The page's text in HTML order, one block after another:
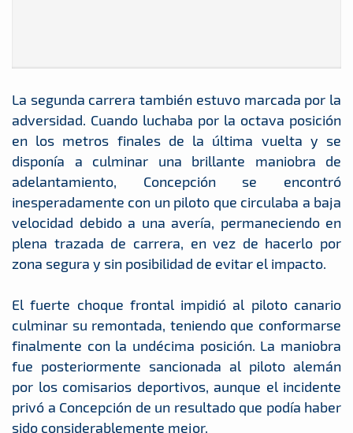
La segunda carrera también estuvo marcada por la
adversidad. Cuando luchaba por la octava posición
en los metros finales de la última vuelta y se
disponía a culminar una brillante maniobra de
adelantamiento, Concepción se encontró
inesperadamente con un piloto que circulaba a baja
velocidad debido a una avería, permaneciendo en
plena trazada de carrera, en vez de hacerlo por
zona segura y sin posibilidad de evitar el impacto.
El fuerte choque frontal impidió al piloto canario
culminar su remontada, teniendo que conformarse
finalmente con la undécima posición. La maniobra
fue posteriormente sancionada al piloto alemán
por los comisarios deportivos, aunque el incidente
privó a Concepción de un resultado que podía haber
sido considerablemente mejor.